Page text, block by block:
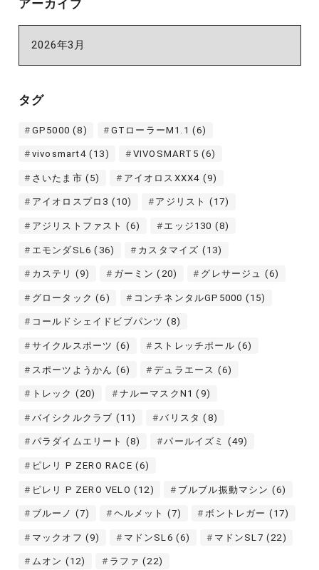
アーカイブ
ブ
タグ
GP5000 (8) GTローラーM1.1 (6)
vivosmart4(13) VIVOSMART5 (6)
さいたま市 (5) アイオロスXXX4 (9)
アイオロスプロ3 (10) アジリスト (17)
アジリストファスト (6) エッジ130 (8)
エモンダSL6 (36) カスタマイズ (13)
カステリ (9) ガーミン (20) グレサージュ (6)
グロータック (6) コンチネンタルGP5000 (15)
コールドシェイドビブパンツ (8)
サイクルスポーツ (6) ストレッチポール (6)
スポーツようかん (6) デュラエース (6)
トレック (20) ナルーマスクN1 (9)
バイシクルクラブ (11) バリスタ (8)
パラダイムエリート (8) パールイズミ (49)
ピレリ P ZERO RACE (6)
ピレリ P ZERO VELO (12) ブルブル振動マシン (6)
ブルーノ (7) ヘルメット (7) ボントレガー (17)
マックオフ (9) マドンSL6 (6) マドンSL7 (22)
ムオン (12) ラファ (22)